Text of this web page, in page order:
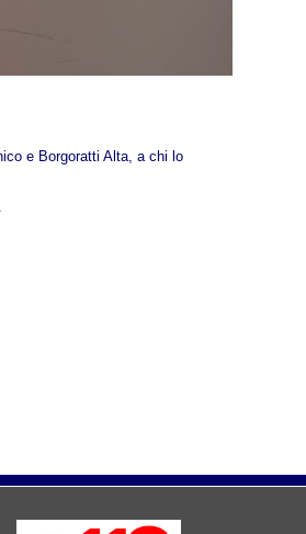
e Borgoratti Alta, a chi lo